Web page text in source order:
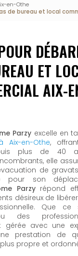
en-Othe
de bureau et local
ET
AIX-
Parzy excelle en
Aix-en-Othe,
plus de 40
elle
de
pour son
Parzyrépond
désireux de
Que
des
gérée avec une
prestation de
propre et